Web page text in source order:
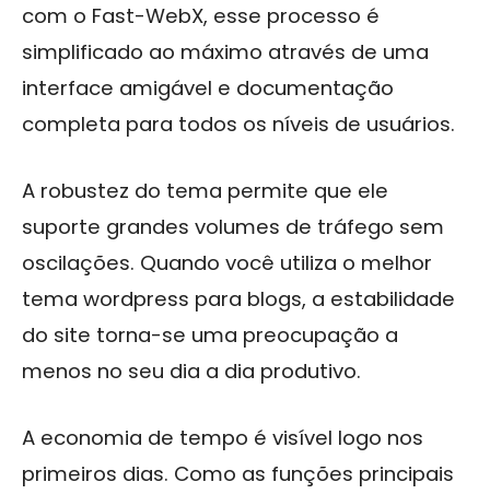
com o Fast-WebX, esse processo é
simplificado ao máximo através de uma
interface amigável e documentação
completa para todos os níveis de usuários.
A robustez do tema permite que ele
suporte grandes volumes de tráfego sem
oscilações. Quando você utiliza o melhor
tema wordpress para blogs, a estabilidade
do site torna-se uma preocupação a
menos no seu dia a dia produtivo.
A economia de tempo é visível logo nos
primeiros dias. Como as funções principais